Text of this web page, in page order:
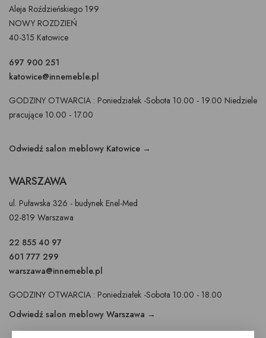
Aleja Roździeńskiego 199
NOWY ROZDZIEŃ
40-315 Katowice
697 900 251
katowice@innemeble.pl
GODZINY OTWARCIA : Poniedziałek -Sobota 10.00 - 19.00 Niedziele
pracujące 10.00 - 17.00
Odwiedź salon meblowy Katowice →
WARSZAWA
ul. Puławska 326 - budynek Enel-Med
02-819 Warszawa
22 855 40 97
601 777 299
warszawa@innemeble.pl
GODZINY OTWARCIA : Poniedziałek -Sobota 10.00 - 18.00
Odwiedź salon meblowy Warszawa →